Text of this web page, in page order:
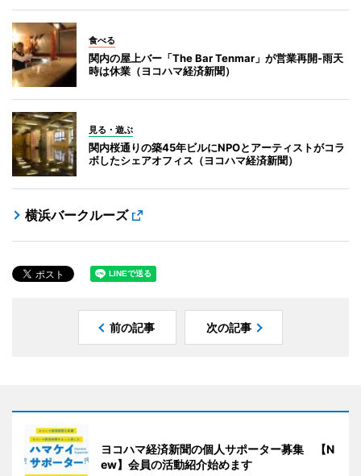
食べる
関内の屋上バー「The Bar Tenmar」が営業再開-雨天
時は休業（ヨコハマ経済新聞）
見る・遊ぶ
関内桜通りの築45年ビルにNPOとアーティストがコラ
ボしたシェアオフィス（ヨコハマ経済新聞）
横浜バークルーズ
前の記事 次の記事
ヨコハマ経済新聞の個人サポーター募集 【N
ew】会員の活動紹介始めます